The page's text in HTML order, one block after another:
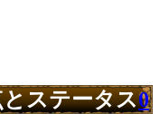
ステータス0